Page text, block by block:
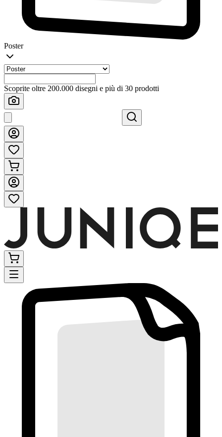
Poster
Scoprite oltre 200.000 disegni e più di 30 prodotti